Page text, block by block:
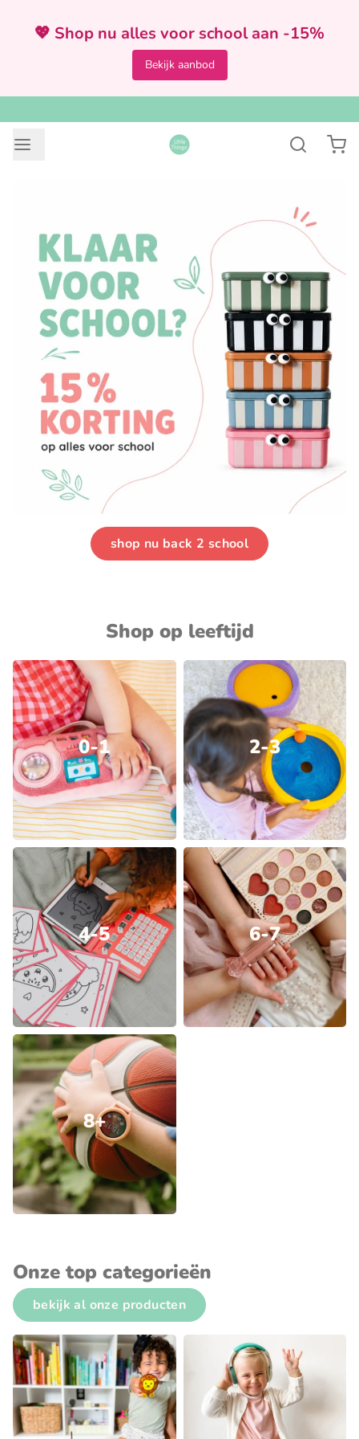
💖 Shop nu alles voor school aan -15%
Bekijk aanbod
shop nu back 2 school
Shop op leeftijd
0-1 2-3
4-5 6-7
8+
Onze top categorieën
bekijk al onze producten